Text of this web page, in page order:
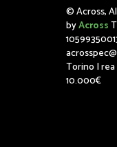
©Across,
byAcross
Torino | rea
10.000€